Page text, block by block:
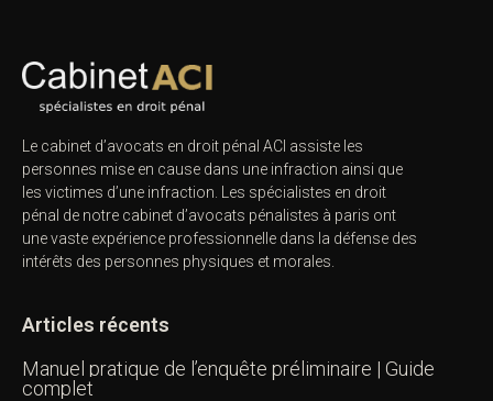
Le cabinet d’avocats en droit pénal ACI assiste les
personnes mise en cause dans une infraction ainsi que
les victimes d’une infraction. Les spécialistes en droit
pénal de notre cabinet d’avocats pénalistes à paris ont
une vaste expérience professionnelle dans la défense des
intérêts des personnes physiques et morales.
Articles récents
Manuel pratique de l’enquête préliminaire | Guide
complet